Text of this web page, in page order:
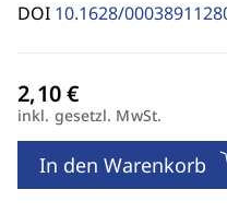
DOI 10.1628/
inkl. gesetzl. MwSt.
In den Warenkorb